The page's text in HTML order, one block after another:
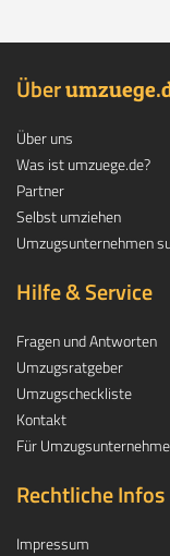
Überumzuege.
Über uns
Was ist umzuege.de?
Partner
Selbst umziehen
Umzugsunternehmen
Hilfe & Service
Fragen und Antworten
Umzugsratgeber
Umzugscheckliste
Kontakt
Für
Rechtliche Infos
Impressum